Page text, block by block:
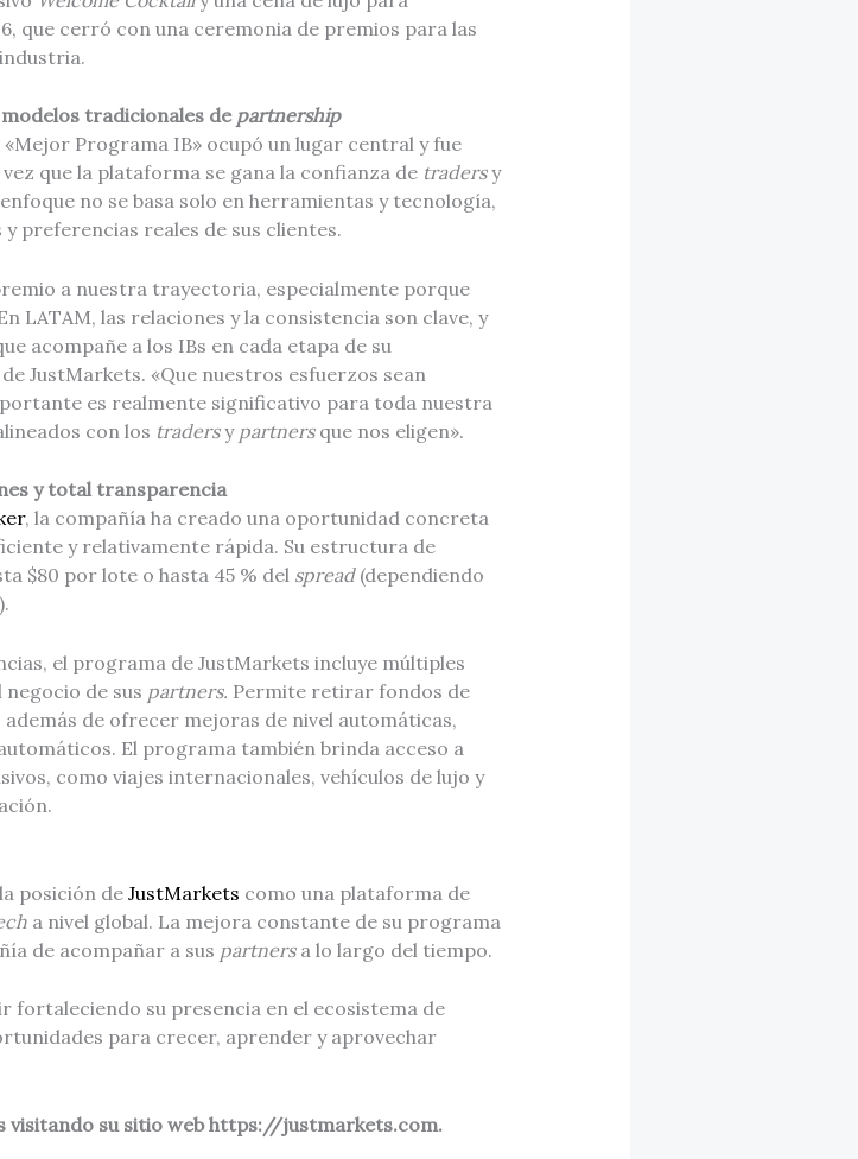
que cerró con una ceremonia de premios para las
tradicionales de partnership
Programa IB» ocupó un lugar central y fue
que la plataforma se gana la confianza de tradersy
no se basa solo en herramientas y tecnología,
preferencias reales de sus clientes.
a nuestra trayectoria, especialmente porque
LATAM, las relaciones y la consistencia son clave, y
acompañe a los IBs en cada etapa de su
JustMarkets. «Que nuestros esfuerzos sean
es realmente significativo para toda nuestra
con los tradersy partners que nos eligen».
y total transparencia
, la compañía ha creado una oportunidad concreta
y relativamente rápida. Su estructura de
$80 por lote o hasta 45 % del spread(dependiendo
el programa de JustMarkets incluye múltiples
de sus partners. Permite retirar fondos de
de ofrecer mejoras de nivel automáticas,
El programa también brinda acceso a
como viajes internacionales, vehículos de lujo y
posición deJustMarkets como una plataforma de
a nivel global. La mejora constante de su programa
de acompañar a sus partnersa lo largo del tiempo.
fortaleciendo su presencia en el ecosistema de
para crecer, aprender y aprovechar
visitando su sitio web https://justmarkets.com.